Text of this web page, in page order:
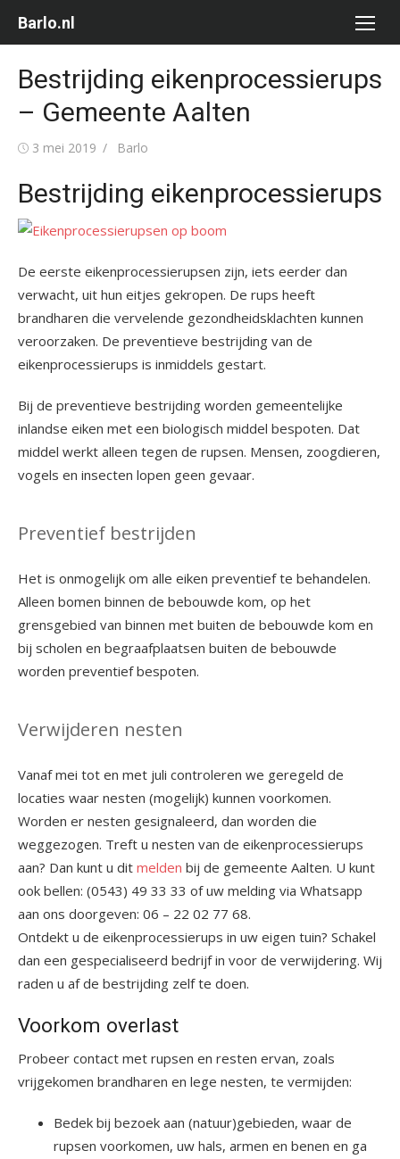
naar
inhoud
Barlo.nl
Bestrijding eikenprocessierups
– Gemeente Aalten
Gepubliceerd
3 mei 2019 Auteur
Barlo
Bestrijding eikenprocessierups
De eerste eikenprocessierupsen zijn, iets eerder dan
verwacht, uit hun eitjes gekropen. De rups heeft
brandharen die vervelende gezondheidsklachten kunnen
veroorzaken. De preventieve bestrijding van de
eikenprocessierups is inmiddels gestart.
Bij de preventieve bestrijding worden gemeentelijke
inlandse eiken met een biologisch middel bespoten. Dat
middel werkt alleen tegen de rupsen. Mensen, zoogdieren,
vogels en insecten lopen geen gevaar.
Preventief bestrijden
Het is onmogelijk om alle eiken preventief te behandelen.
Alleen bomen binnen de bebouwde kom, op het
grensgebied van binnen met buiten de bebouwde kom en
bij scholen en begraafplaatsen buiten de bebouwde
worden preventief bespoten.
Verwijderen nesten
Vanaf mei tot en met juli controleren we geregeld de
locaties waar nesten (mogelijk) kunnen voorkomen.
Worden er nesten gesignaleerd, dan worden die
weggezogen. Treft u nesten van de eikenprocessierups
aan? Dan kunt u dit melden bij de gemeente Aalten. U kunt
ook bellen: (0543) 49 33 33 of uw melding via Whatsapp
aan ons doorgeven: 06 – 22 02 77 68.
Ontdekt u de eikenprocessierups in uw eigen tuin? Schakel
dan een gespecialiseerd bedrijf in voor de verwijdering. Wij
raden u af de bestrijding zelf te doen.
Voorkom overlast
Probeer contact met rupsen en resten ervan, zoals
vrijgekomen brandharen en lege nesten, te vermijden:
Bedek bij bezoek aan (natuur)gebieden, waar de
rupsen voorkomen, uw hals, armen en benen en ga